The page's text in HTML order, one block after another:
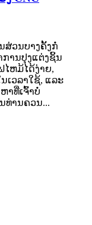
ສ່ວນບາງຄັ້ງກໍ່
ການປຸງແຕ່ງຊິ້ນ
ໄຫມ້ໄດ້ງ່າຍ,
ເວລາໃຊ້, ແລະ
າທີ່ເຈົ້າບໍ່
ທ່ານຄວນ...